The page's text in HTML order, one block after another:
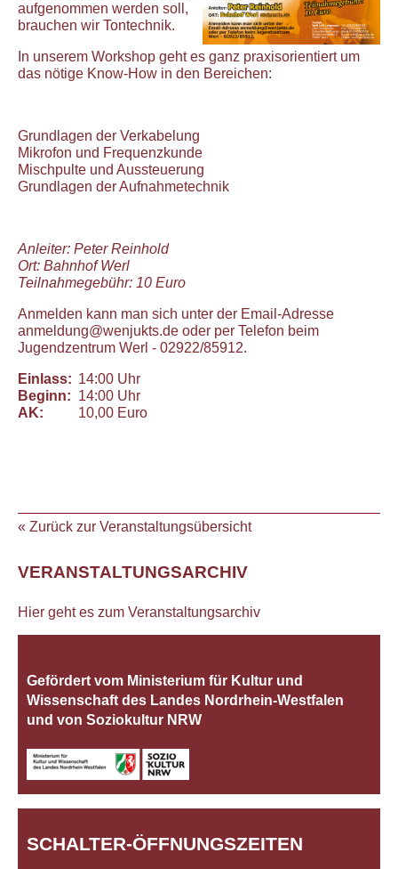
aufgenommen werden soll,
brauchen wir Tontechnik.
In unserem Workshop geht es ganz praxisorientiert um
das nötige Know-How in den Bereichen:
Grundlagen der Verkabelung
Mikrofon und Frequenzkunde
Mischpulte und Aussteuerung
Grundlagen der Aufnahmetechnik
Anleiter: Peter Reinhold
Ort: Bahnhof Werl
Teilnahmegebühr: 10 Euro
Anmelden kann man sich unter der Email-Adresse
anmeldung@wenjukts.de oder per Telefon beim
Jugendzentrum Werl - 02922/85912.
Einlass: 14:00 Uhr
Beginn: 14:00 Uhr
AK:
10,00 Euro
« Zurück zur Veranstaltungsübersicht
VERANSTALTUNGSARCHIV
Hier geht es zum Veranstaltungsarchiv
Gefördert vom Ministerium für Kultur und
Wissenschaft des Landes Nordrhein‐Westfalen
und von Soziokultur NRW
SCHALTER-ÖFFNUNGSZEITEN